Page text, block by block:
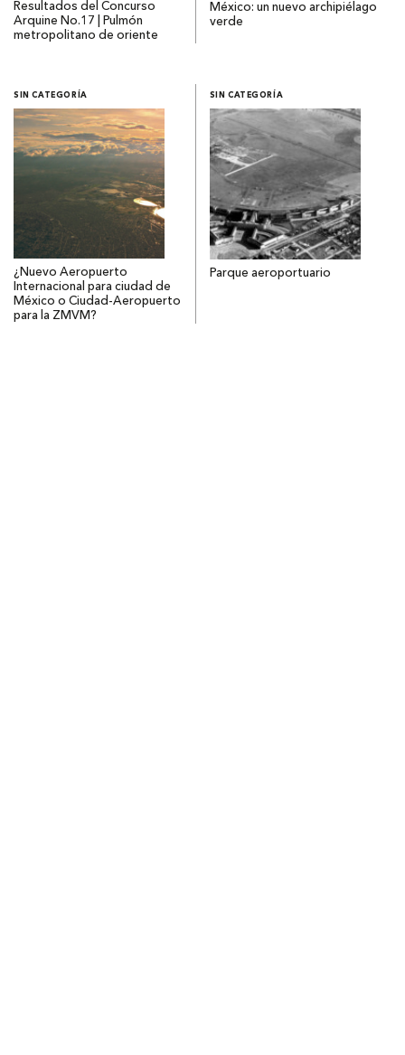
Resultados del Concurso
Arquine No.17 | Pulmón
metropolitano de oriente
México: un nuevo archipiélago
verde
SIN CATEGORÍA
¿Nuevo Aeropuerto
Internacional para ciudad de
México o Ciudad-Aeropuerto
para la ZMVM?
SIN CATEGORÍA
Parque aeroportuario